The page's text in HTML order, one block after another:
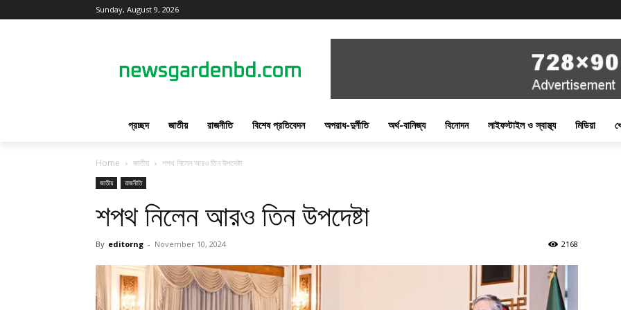
Sunday, August 9, 2026
প্রচ্ছদ জাতীয় রাজনীতি বিশেষ প্রতিবেদন অপরাধ-দুর্নীতি অর্থ-বানিজ্য বিনোদন লাইফস্টাইল ও স্বাস্থ্য মিডিয়া
Home জাতীয় শপথ নিলেন আরও তিন উপদেষ্টা
জাতীয় রাজনীতি
শপথ নিলেন আরও তিন উপদেষ্টা
By editorng - November 10, 2024 2168